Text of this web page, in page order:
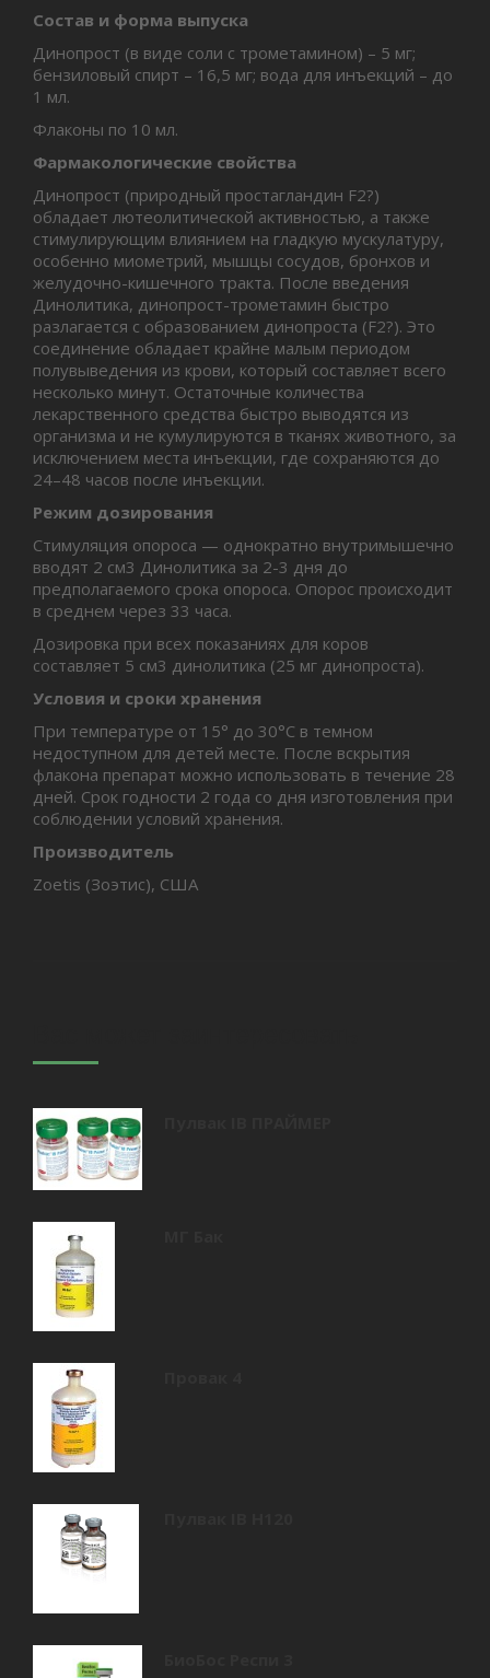
Состав и форма выпуска
Динопрост (в виде соли с трометамином) – 5 мг;
бензиловый спирт – 16,5 мг; вода для инъекций – до
1 мл.
Флаконы по 10 мл.
Фармакологические свойства
Динопрост (природный простагландин F2?)
обладает лютеолитической активностью, а также
стимулирующим влиянием на гладкую мускулатуру,
особенно миометрий, мышцы сосудов, бронхов и
желудочно-кишечного тракта. После введения
Динолитика, динопрост-трометамин быстро
разлагается с образованием динопроста (F2?). Это
соединение обладает крайне малым периодом
полувыведения из крови, который составляет всего
несколько минут. Остаточные количества
лекарственного средства быстро выводятся из
организма и не кумулируются в тканях животного, за
исключением места инъекции, где сохраняются до
24–48 часов после инъекции.
Режим дозирования
Стимуляция опороса — однократно внутримышечно
вводят 2 см3 Динолитика за 2-3 дня до
предполагаемого срока опороса. Опорос происходит
в среднем через 33 часа.
Дозировка при всех показаниях для коров
составляет 5 см3 динолитика (25 мг динопроста).
Условия и сроки хранения
При температуре от 15° до 30°С в темном
недоступном для детей месте. После вскрытия
флакона препарат можно использовать в течение 28
дней. Срок годности 2 года со дня изготовления при
соблюдении условий хранения.
Производитель
Zoetis (Зоэтис), США